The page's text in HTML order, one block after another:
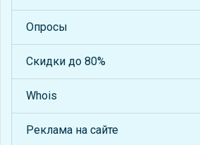
Опросы
Скидки до 80%
Whois
Реклама на сайте